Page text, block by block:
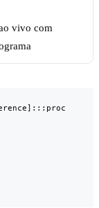
vivo com